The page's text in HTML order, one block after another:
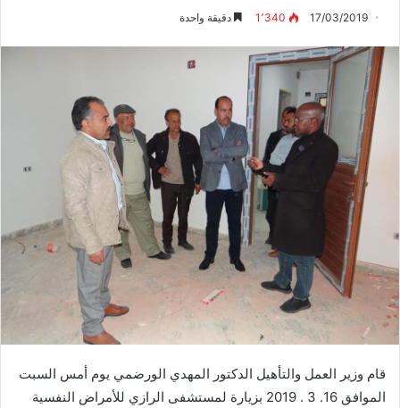
17/03/2019 1٬340 دقيقة واحدة
قام وزير العمل والتأهيل الدكتور المهدي الورضمي يوم أمس السبت
الموافق 16. 3 . 2019 بزيارة لمستشفى الرازي للأمراض النفسية